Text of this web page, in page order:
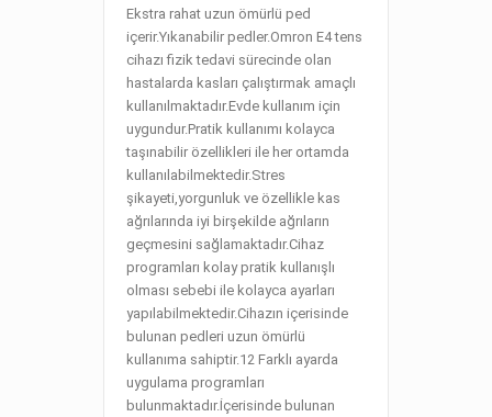
Ekstra rahat uzun ömürlü ped
içerir.Yıkanabilir pedler.Omron E4 tens
cihazı fizik tedavi sürecinde olan
hastalarda kasları çalıştırmak amaçlı
kullanılmaktadır.Evde kullanım için
uygundur.Pratik kullanımı kolayca
taşınabilir özellikleri ile her ortamda
kullanılabilmektedir.Stres
şikayeti,yorgunluk ve özellikle kas
ağrılarında iyi birşekilde ağrıların
geçmesini sağlamaktadır.Cihaz
programları kolay pratik kullanışlı
olması sebebi ile kolayca ayarları
yapılabilmektedir.Cihazın içerisinde
bulunan pedleri uzun ömürlü
kullanıma sahiptir.12 Farklı ayarda
uygulama programları
bulunmaktadır.İçerisinde bulunan